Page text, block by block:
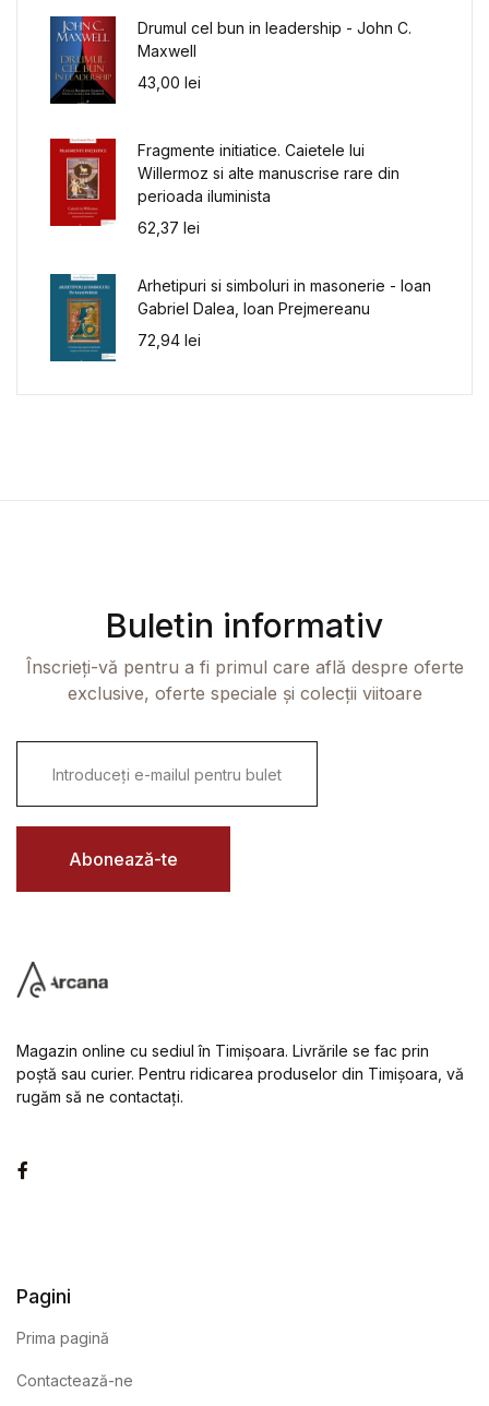
Drumul cel bun in leadership - John C.
Maxwell
43,00 lei
Fragmente initiatice. Caietele lui
Willermoz si alte manuscrise rare din
perioada iluminista
62,37 lei
Arhetipuri si simboluri in masonerie - Ioan
Gabriel Dalea, Ioan Prejmereanu
72,94 lei
Buletin informativ
Înscrieți-vă pentru a fi primul care află despre oferte
exclusive, oferte speciale și colecții viitoare
i
l
Abonează-te
Magazin online cu sediul în Timișoara. Livrările se fac prin
poștă sau curier. Pentru ridicarea produselor din Timișoara, vă
rugăm să ne contactați.
Pagini
Prima pagină
Contactează-ne